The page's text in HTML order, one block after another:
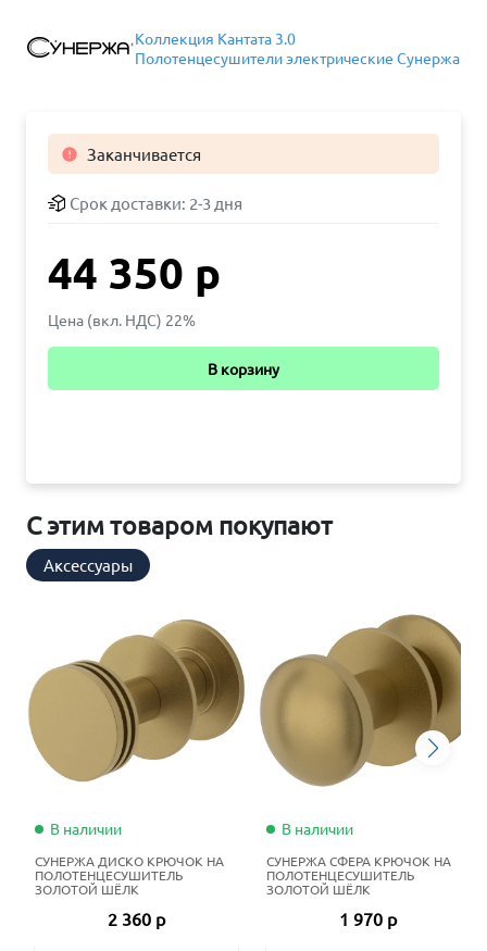
Коллекция Кантата 3.0
Полотенцесушители электрические Сунержа
 Заканчивается
Срок доставки: 2-3 дня
44 350 р
Цена (вкл. НДС) 22%
В корзину
С этим товаром покупают
Аксессуары
В наличии
СУНЕРЖА ДИСКО КРЮЧОК НА
ПОЛОТЕНЦЕСУШИТЕЛЬ
ЗОЛОТОЙ ШЁЛК
2 360 р
В наличии
СУНЕРЖА СФЕРА КРЮЧОК НА
ПОЛОТЕНЦЕСУШИТЕЛЬ
ЗОЛОТОЙ ШЁЛК
1 970 р